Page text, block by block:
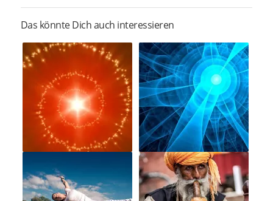
Das könnte Dich auch interessieren